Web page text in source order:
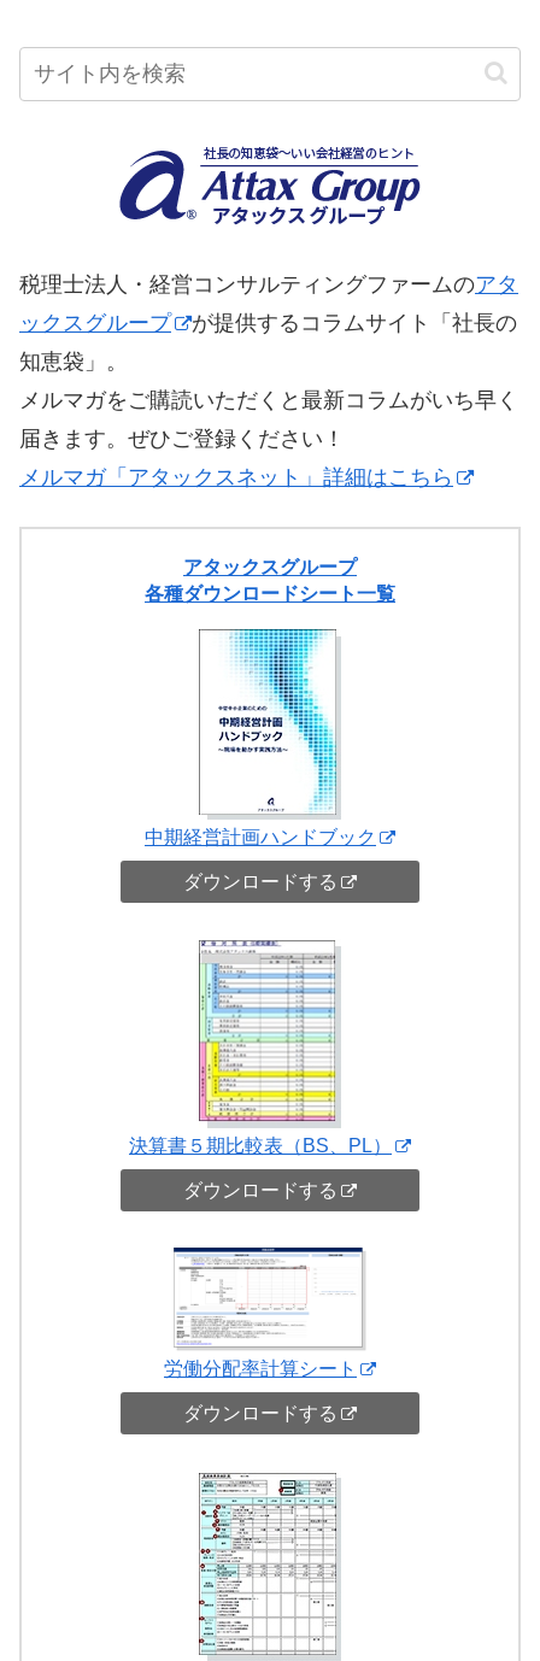
税理士法人・経営コンサルティングファームのアタ
ックスグループ
が提供するコラムサイト「社長の
知恵袋」。
メルマガをご購読いただくと最新コラムがいち早く
届きます。ぜひご登録ください！
メルマガ「アタックスネット」詳細はこちら
アタックスグループ
各種ダウンロードシート一覧
中期経営計画ハンドブック
ダウンロードする
決算書５期比較表（BS、PL）
ダウンロードする
労働分配率計算シート
ダウンロードする